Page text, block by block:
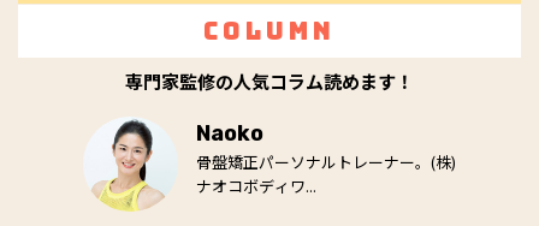
Column
専門家監修の人気コラム読めます！
Naoko
骨盤矯正パーソナルトレーナー。(株)
ナオコボディワ...